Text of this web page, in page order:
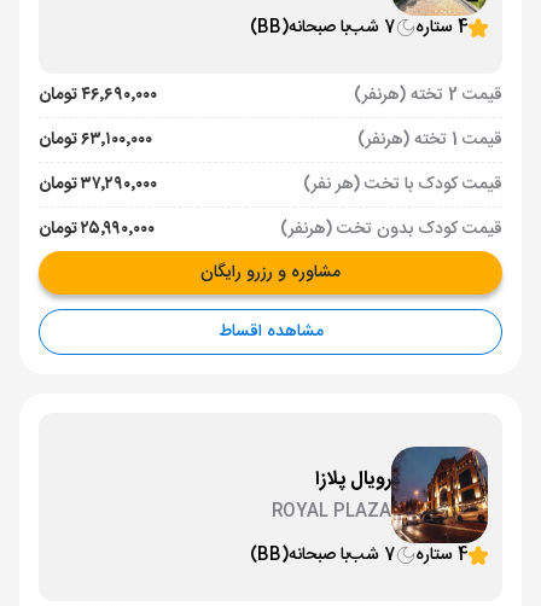
4 ستاره
7 شب با صبحانه(BB)
قیمت 2 تخته (هرنفر)
۴۶٬۶۹۰٬۰۰۰ تومان
قیمت 1 تخته (هرنفر)
۶۳٬۱۰۰٬۰۰۰ تومان
قیمت کودک با تخت (هر نفر)
۳۷٬۲۹۰٬۰۰۰ تومان
قیمت کودک بدون تخت (هرنفر)
۲۵٬۹۹۰٬۰۰۰ تومان
مشاوره و رزرو رایگان
مشاهده اقساط
رویال پلازا
ROYAL PLAZA
4 ستاره
7 شب با صبحانه(BB)